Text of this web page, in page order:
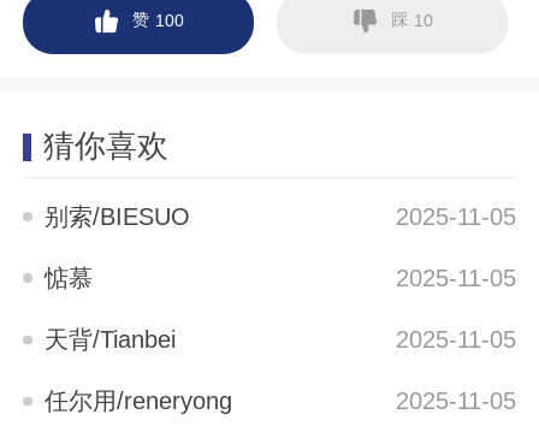
赞 100 踩 10
猜你喜欢
别索/BIESUO 2025-11-05
惦慕 2025-11-05
天背/Tianbei 2025-11-05
任尔用/reneryong 2025-11-05